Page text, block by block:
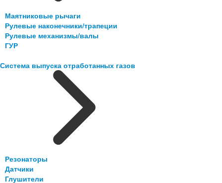
Маятниковые рычаги
Рулевые наконечники/трапеции
Рулевые механизмы/валы
ГУР
Система выпуска отработанных газов
Резонаторы
Датчики
Глушители